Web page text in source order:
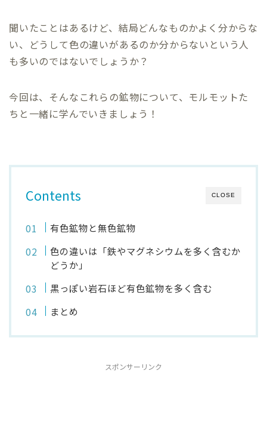
聞いたことはあるけど、結局どんなものかよく分からな
い、どうして色の違いがあるのか分からないという人
も多いのではないでしょうか？
今回は、そんなこれらの鉱物について、モルモットた
ちと一緒に学んでいきましょう！
CLOSE
Contents
有色鉱物と無色鉱物
色の違いは「鉄やマグネシウムを多く含むか
どうか」
黒っぽい岩石ほど有色鉱物を多く含む
まとめ
スポンサーリンク